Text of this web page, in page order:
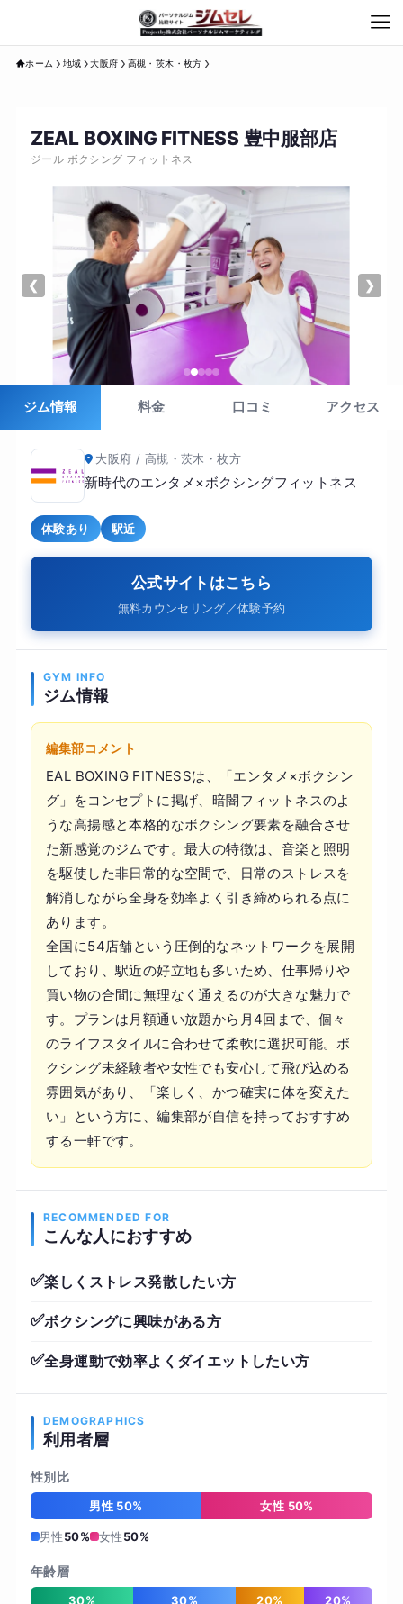
ホーム 地域 大阪府 高槻・茨木・枚方
ZEAL BOXING FITNESS 豊中服部店
ジール ボクシング フィットネス
❮ ❯
ジム情報 料金 口コミ アクセス
大阪府 / 高槻・茨木・枚方
新時代のエンタメ×ボクシングフィットネス
体験あり 駅近
公式サイトはこちら
無料カウンセリング／体験予約
GYM INFO
ジム情報
編集部コメント
EAL BOXING FITNESSは、「エンタメ×ボクシン
グ」をコンセプトに掲げ、暗闇フィットネスのよ
うな高揚感と本格的なボクシング要素を融合させ
た新感覚のジムです。最大の特徴は、音楽と照明
を駆使した非日常的な空間で、日常のストレスを
解消しながら全身を効率よく引き締められる点に
あります。
全国に54店舗という圧倒的なネットワークを展開
しており、駅近の好立地も多いため、仕事帰りや
買い物の合間に無理なく通えるのが大きな魅力で
す。プランは月額通い放題から月4回まで、個々
のライフスタイルに合わせて柔軟に選択可能。ボ
クシング未経験者や女性でも安心して飛び込める
雰囲気があり、「楽しく、かつ確実に体を変えた
い」という方に、編集部が自信を持っておすすめ
する一軒です。
RECOMMENDED FOR
こんな人におすすめ
✅楽しくストレス発散したい方
✅ボクシングに興味がある方
✅全身運動で効率よくダイエットしたい方
DEMOGRAPHICS
利用者層
性別比
男性 50% 女性 50%
男性50% 女性50%
年齢層
30% 30% 20% 20%